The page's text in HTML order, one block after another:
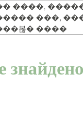
����,
���,
볺� ����